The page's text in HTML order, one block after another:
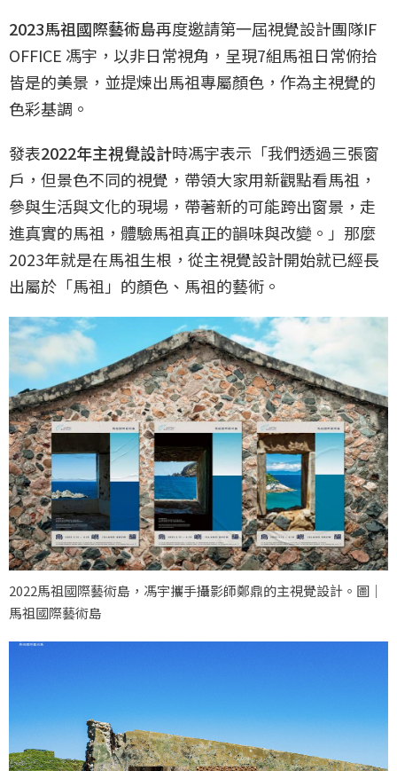
2023馬祖國際藝術島再度邀請第一屆視覺設計團隊IF
OFFICE 馮宇，以非日常視角，呈現7組馬祖日常俯拾
皆是的美景，並提煉出馬祖專屬顏色，作為主視覺的
色彩基調。
發表2022年主視覺設計時馮宇表示「我們透過三張窗
戶，但景色不同的視覺，帶領大家用新觀點看馬祖，
參與生活與文化的現場，帶著新的可能跨出窗景，走
進真實的馬祖，體驗馬祖真正的韻味與改變。」那麼
2023年就是在馬祖生根，從主視覺設計開始就已經長
出屬於「馬祖」的顏色、馬祖的藝術。
2022馬祖國際藝術島，馮宇攜手攝影師鄭鼎的主視覺設計。圖｜
馬祖國際藝術島